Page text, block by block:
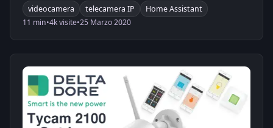
videocamera telecamera IP
Home Assistant
11 min•4k visite•25 Marzo 2020